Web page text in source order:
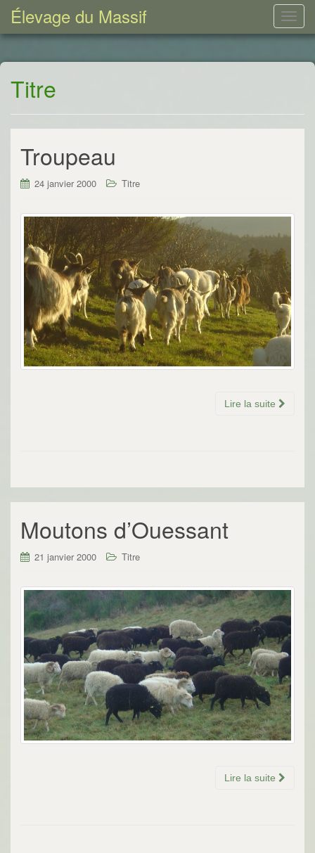
T
o
n
a
t
n
Élevage du Massif
Titre
Troupeau
24 janvier 2000 Titre
Lire la suite
Moutons d’Ouessant
21 janvier 2000 Titre
Lire la suite